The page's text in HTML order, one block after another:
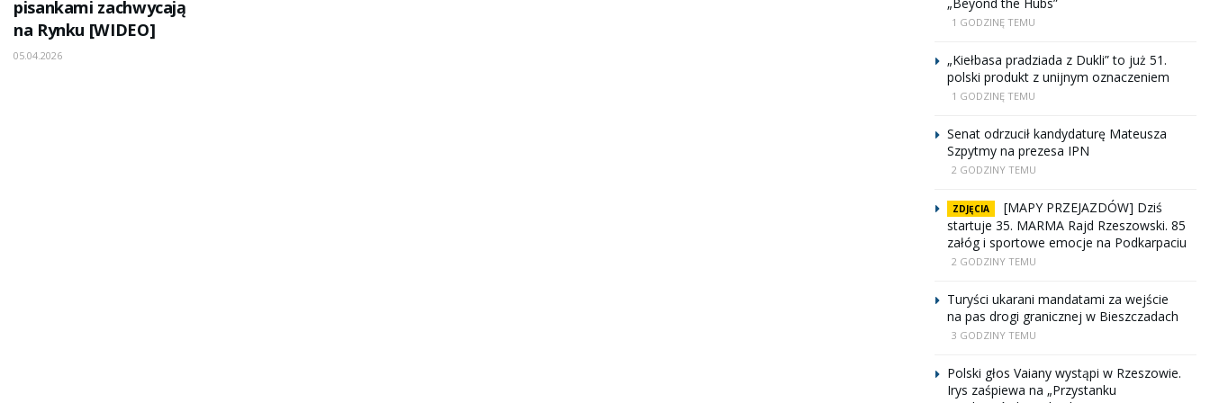
pisankami zachwycają
na Rynku [WIDEO]
05.04.2026
1 GODZINĘ TEMU
„Kiełbasa pradziada z Dukli” to już 51.
polski produkt z unijnym oznaczeniem
1 GODZINĘ TEMU
Senat odrzucił kandydaturę Mateusza
Szpytmy na prezesa IPN
2 GODZINY TEMU
ZDJĘCIA
[MAPY PRZEJAZDÓW] Dziś
startuje 35. MARMA Rajd Rzeszowski. 85
załóg i sportowe emocje na Podkarpaciu
2 GODZINY TEMU
Turyści ukarani mandatami za wejście
na pas drogi granicznej w Bieszczadach
3 GODZINY TEMU
Polski głos Vaiany wystąpi w Rzeszowie.
Irys zaśpiewa na „Przystanku